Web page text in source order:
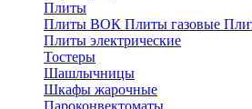
Плиты
Плиты ВОК Плиты газовые
Плиты электричеcкие
Тостеры
Шашлычницы
Шкафы жарочные
Пароконвектоматы